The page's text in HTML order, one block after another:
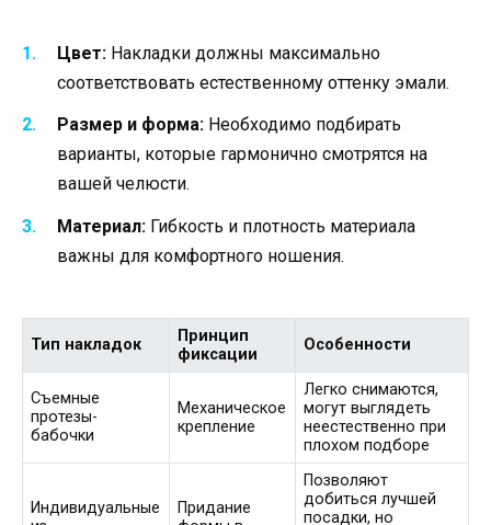
Цвет: Накладки должны максимально
соответствовать естественному оттенку эмали.
Размер и форма: Необходимо подбирать
варианты, которые гармонично смотрятся на
вашей челюсти.
Материал: Гибкость и плотность материала
важны для комфортного ношения.
Тип накладок
Принцип
фиксации
Особенности
Съемные
протезы-
бабочки
Механическое
крепление
Легко снимаются,
могут выглядеть
неестественно при
плохом подборе
Индивидуальные
Придание
Позволяют
добиться лучшей
посадки, но